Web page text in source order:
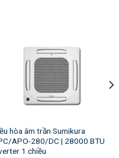
hòa âm trần Sumikura
APO-280/DC | 28000 BTU
1 chiều